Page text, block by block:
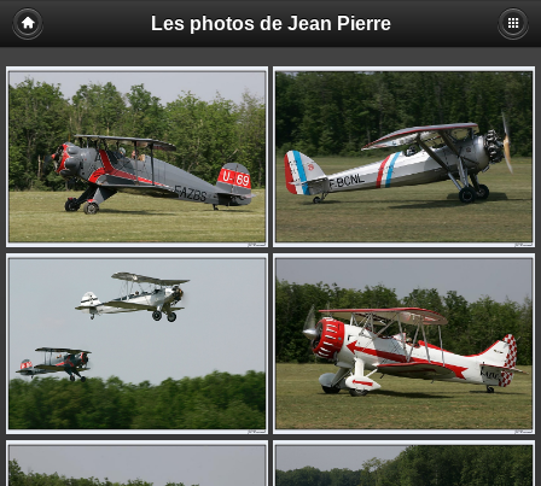
Les photos de Jean Pierre